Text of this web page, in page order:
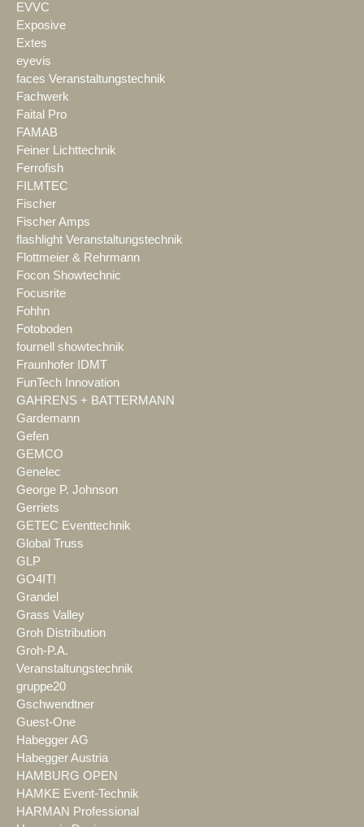
EVVC
Exposive
Extes
eyevis
faces Veranstaltungstechnik
Fachwerk
Faital Pro
FAMAB
Feiner Lichttechnik
Ferrofish
FILMTEC
Fischer
Fischer Amps
flashlight Veranstaltungstechnik
Flottmeier & Rehrmann
Focon Showtechnic
Focusrite
Fohhn
Fotoboden
fournell showtechnik
Fraunhofer IDMT
FunTech Innovation
GAHRENS + BATTERMANN
Gardemann
Gefen
GEMCO
Genelec
George P. Johnson
Gerriets
GETEC Eventtechnik
Global Truss
GLP
GO4IT!
Grandel
Grass Valley
Groh Distribution
Groh-P.A.
Veranstaltungstechnik
gruppe20
Gschwendtner
Guest-One
Habegger AG
Habegger Austria
HAMBURG OPEN
HAMKE Event-Technik
HARMAN Professional